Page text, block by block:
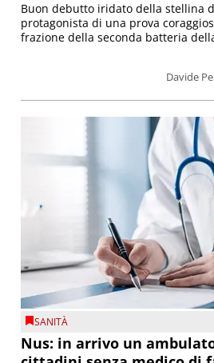
Davide
Buon debutto iridato della stellina
protagonista di una prova
frazione della seconda batteria
SANITÀ
Nus: in arrivo un